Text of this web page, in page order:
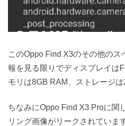
このOppo Find X3のその他のス
報を見る限りでディスプレイは
モリは8GB RAM、ストレージは
ちなみにOppo Find X3 Proに関
リング画像がリークされていま